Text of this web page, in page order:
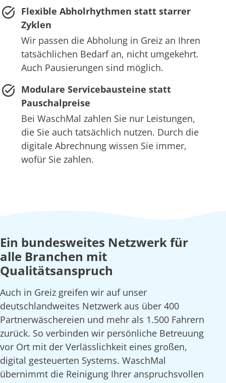
Flexible Abholrhythmen statt starrer
Zyklen
Wir passen die Abholung in Greiz an Ihren
tatsächlichen Bedarf an, nicht umgekehrt.
Auch Pausierungen sind möglich.
Modulare Servicebausteine statt
Pauschalpreise
Bei WaschMal zahlen Sie nur Leistungen,
die Sie auch tatsächlich nutzen. Durch die
digitale Abrechnung wissen Sie immer,
wofür Sie zahlen.
Ein bundesweites Netzwerk für
alle Branchen mit
Qualitätsanspruch
Auch in Greiz greifen wir auf unser
deutschlandweites Netzwerk aus über 400
Partnerwäschereien und mehr als 1.500 Fahrern
zurück. So verbinden wir persönliche Betreuung
vor Ort mit der Verlässlichkeit eines großen,
digital gesteuerten Systems. WaschMal
übernimmt die Reinigung Ihrer anspruchsvollen